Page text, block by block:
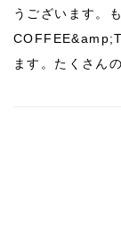
うございます。
ます。たくさん